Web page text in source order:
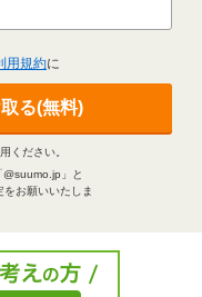
用規約に
る(無料)
ください。
」と
をお願いいたしま